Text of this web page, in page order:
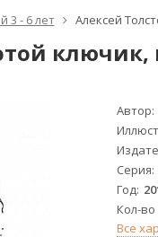
3 - 6 лет Алексей
Автор
Серия
Год
Кол-
Все